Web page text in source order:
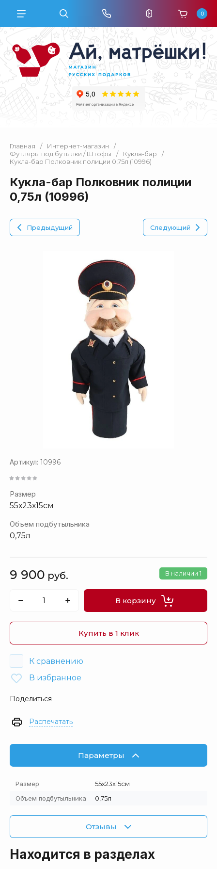
0
Главная / Интернет-магазин
/
Футляры под бутылки / Штофы
/ Кукла-бар
/
Кукла-бар Полковник полиции 0,75л (10996)
Кукла-бар Полковник полиции
0,75л (10996)
Предыдущий Следующий
Артикул: 10996
Размер
55х23х15см
Объем подбутыльника
0,75л
В наличии 1
9 900 руб.
В корзину
Купить в 1 клик
К сравнению
В избранное
Поделиться
Распечатать
Параметры
Размер
55х23х15см
Объем подбутыльника
0,75л
Отзывы
Находится в разделах